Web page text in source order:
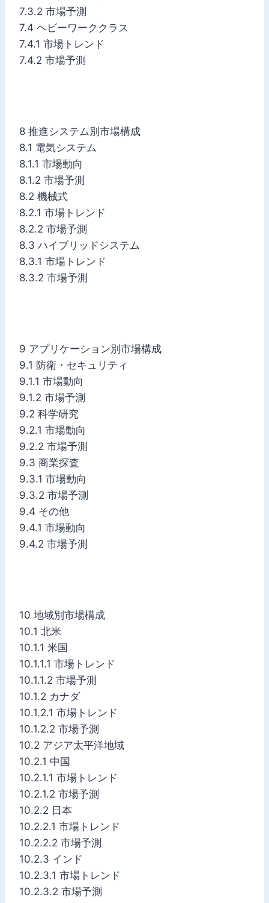
7.3.2 市場予測
7.4 ヘビーワーククラス
7.4.1 市場トレンド
7.4.2 市場予測
8 推進システム別市場構成
8.1 電気システム
8.1.1 市場動向
8.1.2 市場予測
8.2 機械式
8.2.1 市場トレンド
8.2.2 市場予測
8.3 ハイブリッドシステム
8.3.1 市場トレンド
8.3.2 市場予測
9 アプリケーション別市場構成
9.1 防衛・セキュリティ
9.1.1 市場動向
9.1.2 市場予測
9.2 科学研究
9.2.1 市場動向
9.2.2 市場予測
9.3 商業探査
9.3.1 市場動向
9.3.2 市場予測
9.4 その他
9.4.1 市場動向
9.4.2 市場予測
10 地域別市場構成
10.1 北米
10.1.1 米国
10.1.1.1 市場トレンド
10.1.1.2 市場予測
10.1.2 カナダ
10.1.2.1 市場トレンド
10.1.2.2 市場予測
10.2 アジア太平洋地域
10.2.1 中国
10.2.1.1 市場トレンド
10.2.1.2 市場予測
10.2.2 日本
10.2.2.1 市場トレンド
10.2.2.2 市場予測
10.2.3 インド
10.2.3.1 市場トレンド
10.2.3.2 市場予測